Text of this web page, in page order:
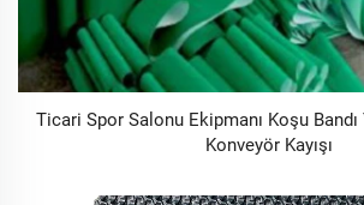
Ticari Spor Salonu Ekipmanı Koşu Bandı
Konveyör Kayışı